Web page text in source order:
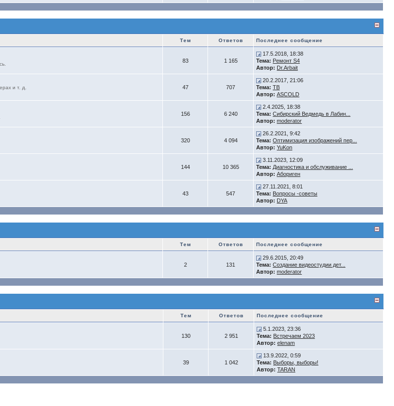
Тем Ответов Последнее сообщение
83 1 165
17.5.2018, 18:38
Тема: Ремонт S4
Автор: Dr.Arbait
и т. д.
47 707
20.2.2017, 21:06
Тема: ТВ
Автор: ASCOLD
156 6 240
2.4.2025, 18:38
Тема: Сибирский Ведмедь в Лабин...
Автор: moderator
320 4 094
26.2.2021, 9:42
Тема: Оптимизация изображений пер...
Автор: YuKon
144 10 365
3.11.2023, 12:09
Тема: Диагностика и обслуживание ...
Автор: Абориген
43 547
27.11.2021, 8:01
Тема: Вопросы -советы
Автор: DYA
Тем Ответов Последнее сообщение
2 131
29.6.2015, 20:49
Тема: Создание видеостудии дет...
Автор: moderator
Тем Ответов Последнее сообщение
130 2 951
5.1.2023, 23:36
Тема: Встречаем 2023
Автор: elenam
39 1 042
13.9.2022, 0:59
Тема: Выборы, выборы!
Автор: TARAN